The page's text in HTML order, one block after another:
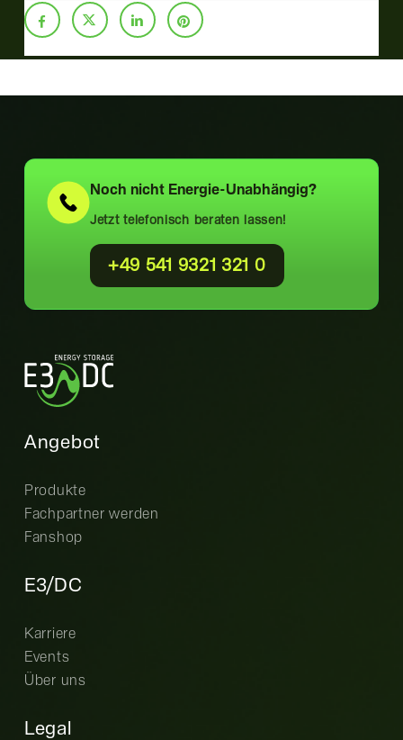
Noch nicht Energie-Unabhängig?
Jetzt telefonisch beraten lassen!
+49 541 9321 321 0
Angebot
Produkte
Fachpartner werden
Fanshop
E3/DC
Karriere
Events
Über uns
Legal